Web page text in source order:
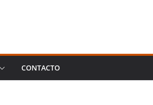
CONTACTO